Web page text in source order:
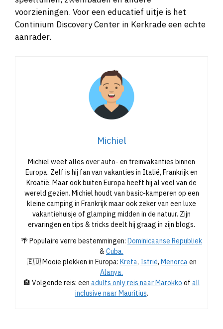
kindvriendelijke campings en vakantieparken met
speeltuinen, zwembaden en andere
voorzieningen. Voor een educatief uitje is het
Continium Discovery Center in Kerkrade een echte
Michiel
Michiel weet alles over auto- en treinvakanties binnen
Europa. Zelf is hij fan van vakanties in Italië, Frankrijk en
Kroatië. Maar ook buiten Europa heeft hij al veel van de
wereld gezien. Michiel houdt van basic-kamperen op een
kleine camping in Frankrijk maar ook zeker van een luxe
ervaringen en tips & tricks deelt hij graag in zijn blogs.
🌴 Populaire verre bestemmingen:Dominicaanse Republiek
&Cuba.
🇪🇺 Mooie plekken in Europa:Kreta,Istrië,Menorcaen
Alanya.